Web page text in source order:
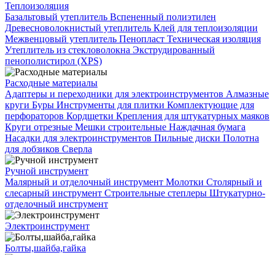
Теплоизоляция
Базальтовый утеплитель Вспененный полиэтилен
Древесноволокнистый утеплитель Клей для теплоизоляции
Межвенцовый утеплитель Пенопласт Техническая изоляция
Утеплитель из стекловолокна Экструдированный
пенополистирол (XPS)
Расходные материалы
Адаптеры и переходники для электроинструментов Алмазные
круги Буры Инструменты для плитки Комплектующие для
перфораторов Кордщетки Крепления для штукатурных маяков
Круги отрезные Мешки строительные Наждачная бумага
Насадки для электроинструментов Пильные диски Полотна
для лобзиков Сверла
Ручной инструмент
Малярный и отделочный инструмент Молотки Столярный и
слесарный инструмент Строительные степлеры Штукатурно-
отделочный инструмент
Электроинструмент
Болты,шайба,гайка